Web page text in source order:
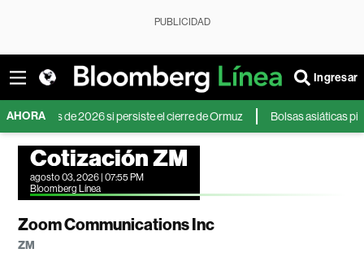
PUBLICIDAD
Ingresar
AHORA
de 2026 si persiste el cierre de Ormuz Bolsas asiáticas pierden
Cotización ZM
agosto 03, 2026 | 07:55 PM
Bloomberg Línea
Zoom Communications Inc
ZM